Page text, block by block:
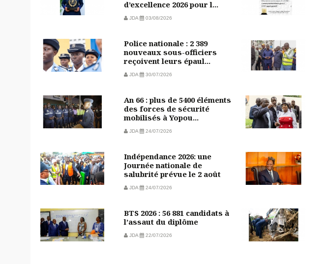
d’excellence 2026 pour l...
JDA 03/08/2026
Police nationale : 2 389
nouveaux sous-officiers
reçoivent leurs épaul...
JDA 30/07/2026
An 66 : plus de 5400 éléments
des forces de sécurité
mobilisés à Yopou...
JDA 24/07/2026
Indépendance 2026: une
Journée nationale de
salubrité prévue le 2 août
JDA 24/07/2026
BTS 2026 : 56 881 candidats à
l’assaut du diplôme
JDA 22/07/2026